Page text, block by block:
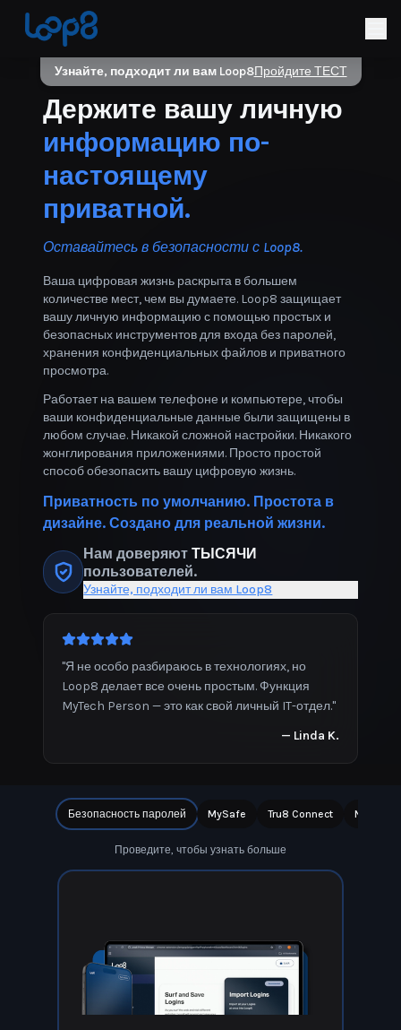
Узнайте, подходит ли вам Loop8Пройдите ТЕСТ
Держите вашу личную
информацию по-
настоящему
приватной.
Оставайтесь в безопасности с Loop8.
Ваша цифровая жизнь раскрыта в большем
количестве мест, чем вы думаете. Loop8 защищает
вашу личную информацию с помощью простых и
безопасных инструментов для входа без паролей,
хранения конфиденциальных файлов и приватного
просмотра.
Работает на вашем телефоне и компьютере, чтобы
ваши конфиденциальные данные были защищены в
любом случае. Никакой сложной настройки. Никакого
жонглирования приложениями. Просто простой
способ обезопасить вашу цифровую жизнь.
Приватность по умолчанию. Простота в
дизайне. Создано для реальной жизни.
Нам доверяют ТЫСЯЧИ
пользователей.
Узнайте, подходит ли вам Loop8
"Я не особо разбираюсь в технологиях, но
Loop8 делает все очень простым. Функция
MyTech Person — это как свой личный IT-отдел."
— Linda K.
Безопасность паролей MySafe Tru8 Connect Note8
Проведите, чтобы узнать больше